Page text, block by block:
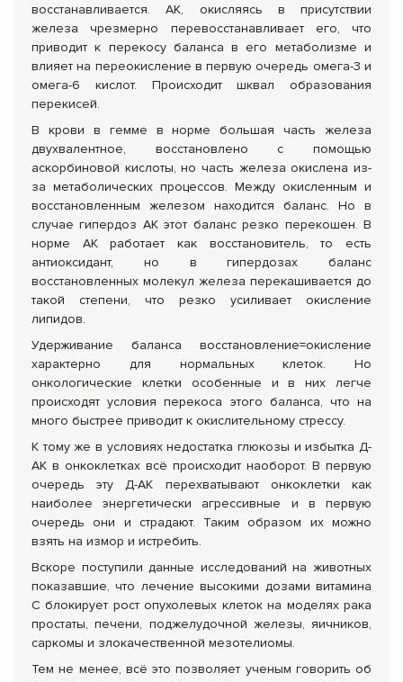
восстанавливается. АК, окисляясь в присутствии
железа чрезмерно перевосстанавливает его, что
приводит к перекосу баланса в его метаболизме и
влияет на переокисление в первую очередь омега-3 и
омега-6 кислот. Происходит шквал образования
перекисей.
В крови в гемме в норме большая часть железа
двухвалентное, восстановлено с помощью
аскорбиновой кислоты, но часть железа окислена из-
за метаболических процессов. Между окисленным и
восстановленным железом находится баланс. Но в
случае гипердоз АК этот баланс резко перекошен. В
норме АК работает как восстановитель, то есть
антиоксидант, но в гипердозах баланс
восстановленных молекул железа перекашивается до
такой степени, что резко усиливает окисление
липидов.
Удерживание баланса восстановление=окисление
характерно для нормальных клеток. Но
онкологические клетки особенные и в них легче
происходят условия перекоса этого баланса, что на
много быстрее приводит к окислительному стрессу.
К тому же в условиях недостатка глюкозы и избытка Д-
АК в онкоклетках всё происходит наоборот. В первую
очередь эту Д-АК перехватывают онкоклетки как
наиболее энергетически агрессивные и в первую
очередь они и страдают. Таким образом их можно
взять на измор и истребить.
Вскоре поступили данные исследований на животных
показавшие, что лечение высокими дозами витамина
С блокирует рост опухолевых клеток на моделях рака
простаты, печени, поджелудочной железы, яичников,
саркомы и злокачественной мезотелиомы.
Тем не менее, всё это позволяет ученым говорить об